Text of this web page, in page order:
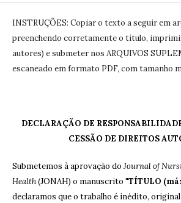
INSTRUÇÕES: Copiar o texto a seguir em
preenchendo corretamente o título,
autores) e submeter nos ARQUIVOS
escaneado em formato PDF, com tamanho
DECLARAÇÃO DE
CESSÃO DE DIREITOS
Submetemos à aprovação do Journal of
Health(JONAH) o manuscrito "TÍTULO
declaramos que o trabalho é inédito,